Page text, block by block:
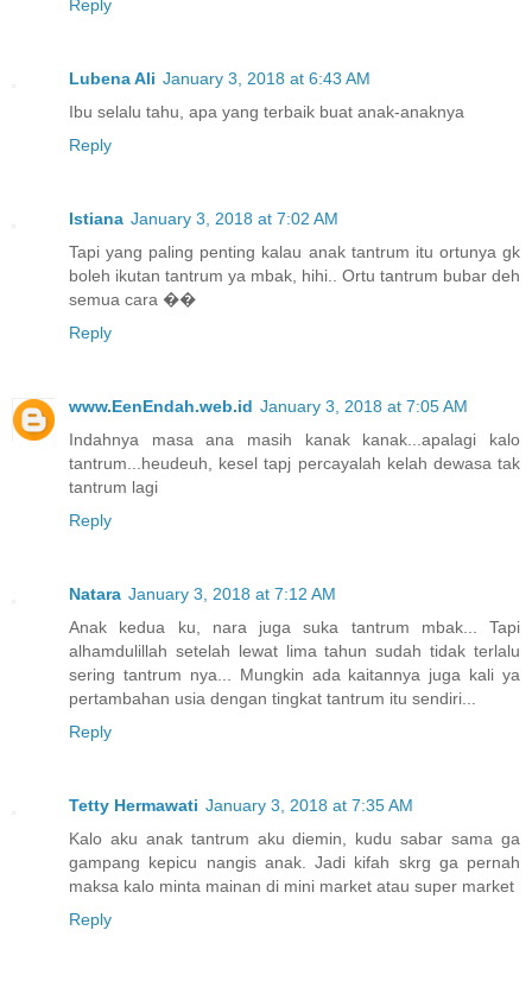
Reply
Lubena Ali January 3, 2018 at 6:43 AM
Ibu selalu tahu, apa yang terbaik buat anak-anaknya
Reply
Istiana January 3, 2018 at 7:02 AM
Tapi yang paling penting kalau anak tantrum itu ortunya gk
boleh ikutan tantrum ya mbak, hihi.. Ortu tantrum bubar deh
semua cara ��
Reply
www.EenEndah.web.id January 3, 2018 at 7:05 AM
Indahnya masa ana masih kanak kanak...apalagi kalo
tantrum...heudeuh, kesel tapj percayalah kelah dewasa tak
tantrum lagi
Reply
Natara January 3, 2018 at 7:12 AM
Anak kedua ku, nara juga suka tantrum mbak... Tapi
alhamdulillah setelah lewat lima tahun sudah tidak terlalu
sering tantrum nya... Mungkin ada kaitannya juga kali ya
pertambahan usia dengan tingkat tantrum itu sendiri...
Reply
Tetty Hermawati January 3, 2018 at 7:35 AM
Kalo aku anak tantrum aku diemin, kudu sabar sama ga
gampang kepicu nangis anak. Jadi kifah skrg ga pernah
maksa kalo minta mainan di mini market atau super market
Reply